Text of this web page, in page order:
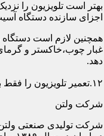
بهتر است تلویزیون را
اجزای سازنده دستگاه
همچنین لازم است دستگاه
غبار چوب،خاکستر و
دهد.
۱۲.تعمیر تلویزیون را فقط به سرویس کار ماهر بسپارید
شرکت ولتن
شرکت تولیدی صنعتی ولتن